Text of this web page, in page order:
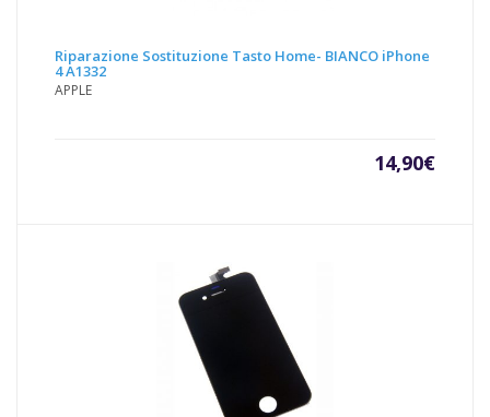
Riparazione Sostituzione Tasto Home- BIANCO iPhone
4 A1332
APPLE
14,90€